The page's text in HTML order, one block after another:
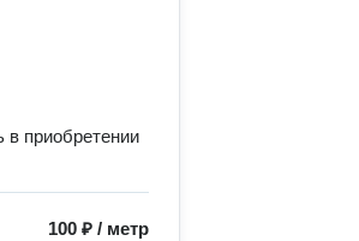
в приобретении
100 ₽ / метр